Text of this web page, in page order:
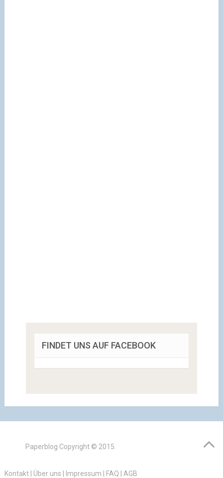
FINDET UNS AUF FACEBOOK
Paperblog Copyright © 2015.
Kontakt| Über uns Impressum FAQ AGB